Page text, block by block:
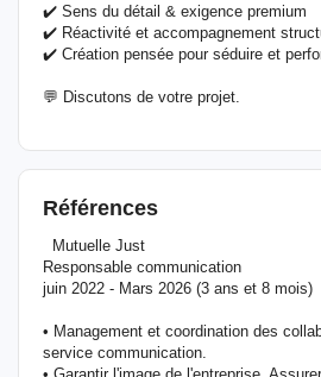
✔️ Sens du détail & exigence premium
✔️ Réactivité et accompagnement
✔️ Création pensée pour séduire et
💬 Discutons de votre projet.
Références
Mutuelle Just
Responsable communication
juin 2022 - Mars 2026 (3 ans et 8 mois)
• Management et coordination des
service communication.